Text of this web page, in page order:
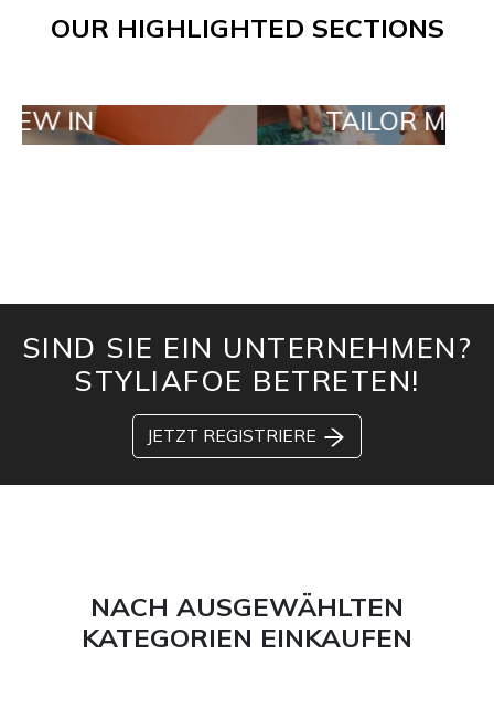
OUR HIGHLIGHTED SECTIONS
TAILOR MADE
SIND SIE EIN UNTERNEHMEN?
STYLIAFOE BETRETEN!
JETZT REGISTRIERE
NACH AUSGEWÄHLTEN
KATEGORIEN EINKAUFEN